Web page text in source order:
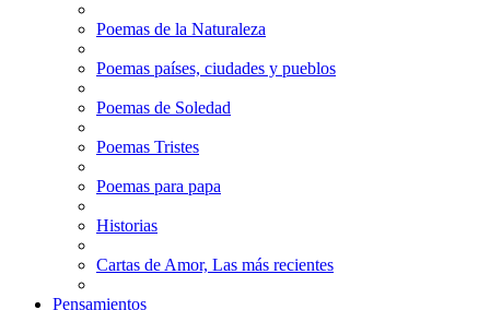
Poemas de la Naturaleza
Poemas países, ciudades y pueblos
Poemas de Soledad
Poemas Tristes
Poemas para papa
Historias
Cartas de Amor, Las más recientes
Pensamientos